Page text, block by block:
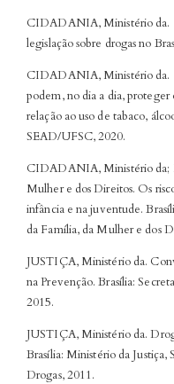
CIDADANIA, Ministério da.
legislação sobre drogas no
CIDADANIA, Ministério da.
podem, no dia a dia, proteger
relação ao uso de tabaco,
SEAD/UFSC, 2020.
CIDADANIA, Ministério da;
Mulher e dos Direitos. Os
infância e na juventude.
da Família, da Mulher e dos
JUSTIÇA, Ministério da.
na Prevenção. Brasília:
2015.
JUSTIÇA, Ministério da.
Brasília: Ministério da Justiça,
Drogas, 2011.